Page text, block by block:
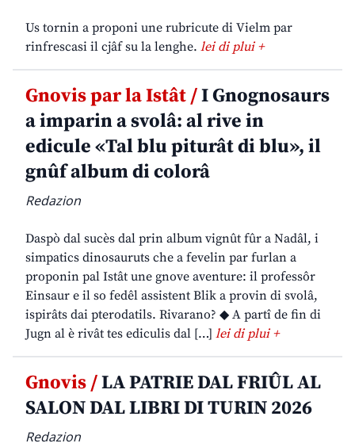
Us tornin a proponi une rubricute di Vielm par
rinfrescasi il cjâf su la lenghe. lei di plui +
Gnovis par la Istât /I Gnognosaurs
a imparin a svolâ: al rive in
edicule «Tal blu piturât di blu», il
gnûf album di colorâ
Redazion
Daspò dal sucès dal prin album vignût fûr a Nadâl, i
simpatics dinosauruts che a fevelin par furlan a
proponin pal Istât une gnove aventure: il professôr
Einsaur e il so fedêl assistent Blik a provin di svolâ,
ispirâts dai pterodatils. Rivarano? ◆ A partî de fin di
Jugn al è rivât tes ediculis dal […] lei di plui +
Gnovis /LA PATRIE DAL FRIÛL AL
SALON DAL LIBRI DI TURIN 2026
Redazion